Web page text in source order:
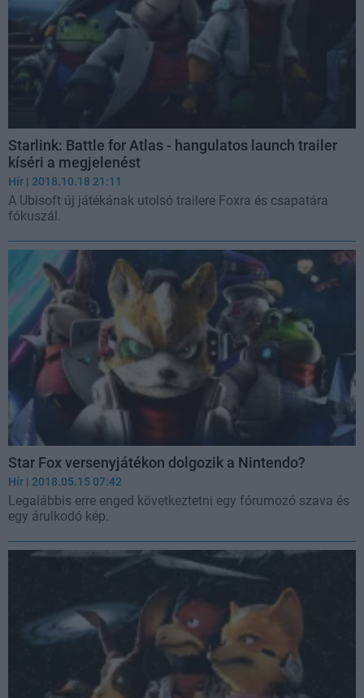
Starlink: Battle for Atlas - hangulatos launch trailer
kíséri a megjelenést
Hír | 2018.10.18 21:11
A Ubisoft új játékának utolsó trailere Foxra és csapatára
fókuszál.
Star Fox versenyjátékon dolgozik a Nintendo?
Hír | 2018.05.15 07:42
Legalábbis erre enged következtetni egy fórumozó szava és
egy árulkodó kép.